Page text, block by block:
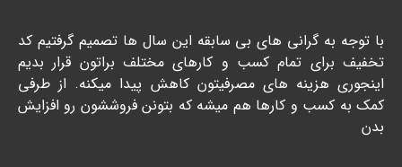
با توجه به گرانی های بی سابقه این سال ها تصمیم گرفتیم کد
تخفیف برای تمام کسب و کارهای مختلف براتون قرار بدیم
اینجوری هزینه های مصرفیتون کاهش پیدا میکنه. از طرفی
کمک به کسب و کارها هم میشه که بتونن فروششون رو افزایش
بدن